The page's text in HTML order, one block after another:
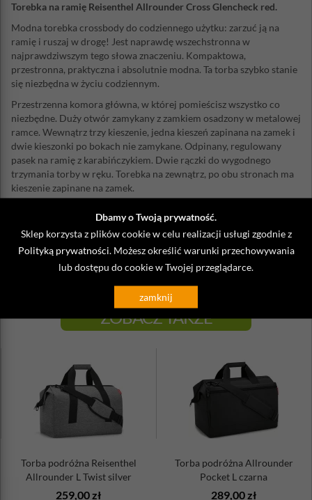
Dbamy o Twoją prywatność.
Sklep korzysta z plików cookie w celu realizacji usługi zgodnie z
Polityką prywatności . Możesz określić warunki przechowywania
lub dostępu do cookie w Twojej przeglądarce.
zamknij
Torebka na ramię Reisenthel Allrounder Cross Glencheck red.
Modna torebka crossbody do codziennego użytku: zarzuć ją na
ramię i ruszaj w drogę! Jest naprawdę wszechstronna w
najprawdziwszym tego słowa znaczeniu. Kompaktowa,
przestronna, praktyczna i absolutnie modna. Ta torba szybko stanie
się niezbędna w życiu codziennym.
Przestrzenna komora główna, w której pomieścisz wszystko co
niezbędne. Duży otwór zamykany z zamkiem osadzony w metalowej
ramce. Wewnątrz trzy kieszenie, jedna kieszeń zapinana na zamek i
dwie kieszonki po bokach nie zamykane. Odpinany, regulowany
pasek na ramię z karabińczykiem. Dwie rączki do wygodnego
trzymania torby w ręku. Torebka na zewnątrz, po obu stronach ma
kieszenie zapinane na zamek.
Szerokość: 22 cm
Głębokość: 13 cm
Pojemność: 4 litry
Materiał: wysokiej jakości poliester, wodoodporny
ZOBACZ TAKŻE
Torba podróżna Reisenthel
Allrounder L Twist silver
259,00 zł
Torba podróżna Allrounder
Pocket L czarna
289,00 zł